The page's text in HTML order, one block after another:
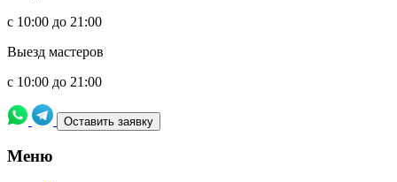
с 10:00 до 21:00
Выезд мастеров
с 10:00 до 21:00
Оставить заявку
Meню